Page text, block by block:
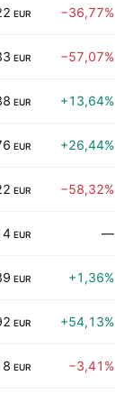
EUR −36,77%
EUR −57,07%
EUR +13,64%
EUR +26,44%
EUR −58,32%
EUR —
EUR +1,36%
EUR +54,13%
EUR −3,41%